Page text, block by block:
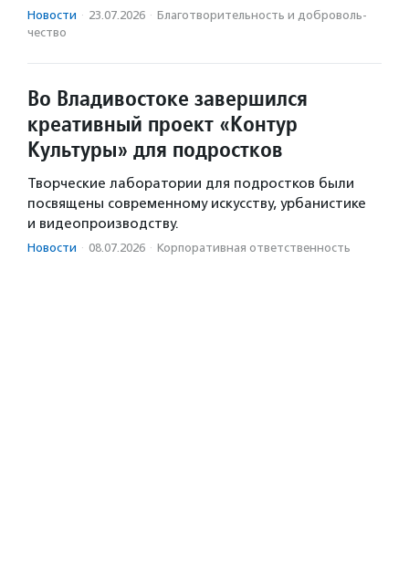
Новости · 23.07.2026 · Благотвори­тель­ность и доброволь­
чест­во
Во Владивостоке завершился
креативный проект «Контур
Культуры» для подростков
Творческие лаборатории для подростков были
посвящены современному искусству, урбанистике
и видеопроизводству.
Новости · 08.07.2026 · Корпоративная ответственность